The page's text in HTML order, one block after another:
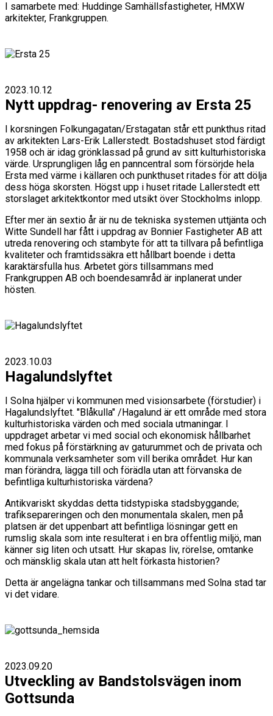
I samarbete med: Huddinge Samhällsfastigheter, HMXW
arkitekter, Frankgruppen.
2023.10.12
Nytt uppdrag- renovering av Ersta 25
I korsningen Folkungagatan/Erstagatan står ett punkthus ritad
av arkitekten Lars-Erik Lallerstedt. Bostadshuset stod färdigt
1958 och är idag grönklassad på grund av sitt kulturhistoriska
värde. Ursprungligen låg en panncentral som försörjde hela
Ersta med värme i källaren och punkthuset ritades för att dölja
dess höga skorsten. Högst upp i huset ritade Lallerstedt ett
storslaget arkitektkontor med utsikt över Stockholms inlopp.
Efter mer än sextio år är nu de tekniska systemen uttjänta och
Witte Sundell har fått i uppdrag av Bonnier Fastigheter AB att
utreda renovering och stambyte för att ta tillvara på befintliga
kvaliteter och framtidssäkra ett hållbart boende i detta
karaktärsfulla hus. Arbetet görs tillsammans med
Frankgruppen AB och boendesamråd är inplanerat under
hösten.
2023.10.03
Hagalundslyftet
I Solna hjälper vi kommunen med visionsarbete (förstudier) i
Hagalundslyftet. "Blåkulla" /Hagalund är ett område med stora
kulturhistoriska värden och med sociala utmaningar. I
uppdraget arbetar vi med social och ekonomisk hållbarhet
med fokus på förstärkning av gaturummet och de privata och
kommunala verksamheter som vill berika området. Hur kan
man förändra, lägga till och förädla utan att förvanska de
befintliga kulturhistoriska värdena?
Antikvariskt skyddas detta tidstypiska stadsbyggande;
trafiksepareringen och den monumentala skalen, men på
platsen är det uppenbart att befintliga lösningar gett en
rumslig skala som inte resulterat i en bra offentlig miljö, man
känner sig liten och utsatt. Hur skapas liv, rörelse, omtanke
och mänsklig skala utan att helt förkasta historien?
Detta är angelägna tankar och tillsammans med Solna stad tar
vi det vidare.
2023.09.20
Utveckling av Bandstolsvägen inom
Gottsunda